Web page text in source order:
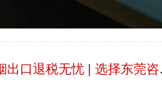
税无忧 | 选择东莞咨询出口退税公司